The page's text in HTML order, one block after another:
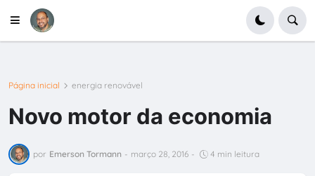
Página inicial energia renovável
Novo motor da economia
por Emerson Tormann - março 28, 2016 - 4 min leitura